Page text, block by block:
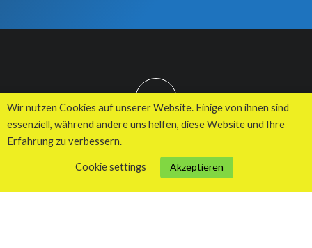
TOP
© 2026 Kuhnes MultiMedia Agentur
Wir nutzen Cookies auf unserer Website. Einige von ihnen sind
essenziell, während andere uns helfen, diese Website und Ihre
Erfahrung zu verbessern.
Cookie settings Akzeptieren